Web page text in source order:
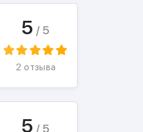
5 / 5
2 отзыва
5 / 5